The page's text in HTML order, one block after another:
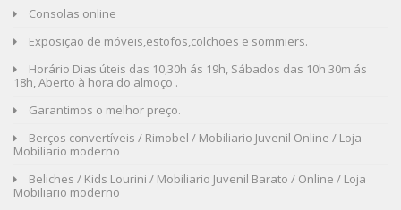
Consolas online
Exposição de móveis,estofos,colchões e sommiers.
Horário Dias úteis das 10,30h ás 19h, Sábados das 10h 30m ás
18h, Aberto à hora do almoço .
Garantimos o melhor preço.
Berços convertíveis / Rimobel / Mobiliario Juvenil Online / Loja
Mobiliario moderno
Beliches / Kids Lourini / Mobiliario Juvenil Barato / Online / Loja
Mobiliario moderno